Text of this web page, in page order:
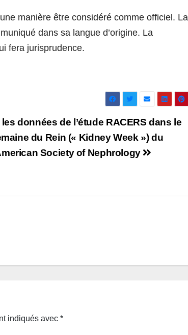
manière être considéré comme officiel. La
dans sa langue d’origine. La
fera jurisprudence.
données de l’étude RACERS dans le
du Rein (« Kidney Week ») du
Society of Nephrology
indiqués avec *